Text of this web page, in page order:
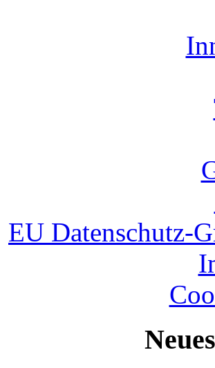
EU Datenschutz-